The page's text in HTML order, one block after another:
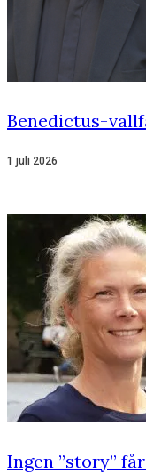
Benedictus-
1 juli 2026
Ingen ”story”